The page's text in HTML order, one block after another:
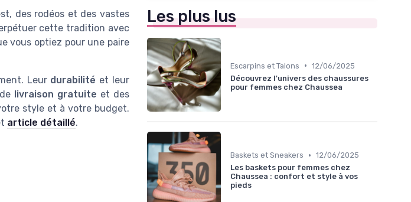
des rodéos et des vastes
cette tradition avec
vous optiez pour une paire
Leur durabilité et leur
livraison gratuite et des
style et à votre budget.
article détaillé.
Les plus lus
Escarpins et Talons • 12/06/2025
Découvrez l'univers des chaussures
pour femmes chez Chaussea
Baskets et Sneakers • 12/06/2025
Les baskets pour femmes chez
Chaussea : confort et style à vos
pieds